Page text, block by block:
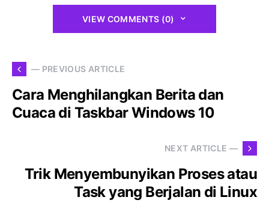
VIEW COMMENTS (0)
— PREVIOUS ARTICLE
Cara Menghilangkan Berita dan
Cuaca di Taskbar Windows 10
NEXT ARTICLE —
Trik Menyembunyikan Proses atau
Task yang Berjalan di Linux